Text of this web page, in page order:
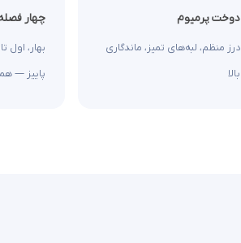
دوخت پرمیوم
درز منظم، لبه‌های تمیز، ماندگاری
بالا
چهار
بهار، اول
پاییز —